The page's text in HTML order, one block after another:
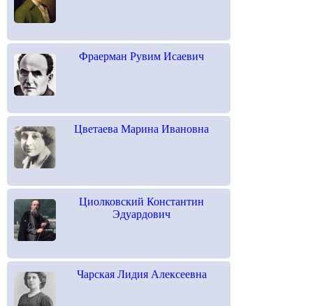
Фраерман Рувим Исаевич
Цветаева Марина Ивановна
Циолковский Константин
Эдуардович
Чарская Лидия Алексеевна